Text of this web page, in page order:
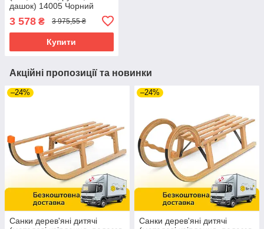
дашок) 14005 Чорний
3 578 ₴ 3 975,55 ₴
Купити
Акційні пропозиції та новинки
–24%
Санки дерев'яні дитячі
–24%
Санки дерев'яні дитячі